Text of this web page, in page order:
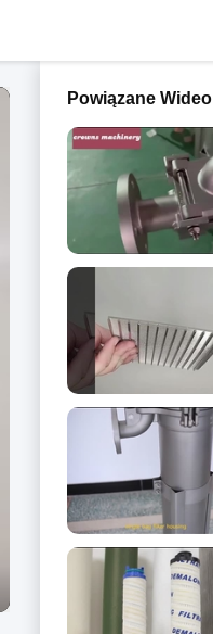
Powiązane Wideo